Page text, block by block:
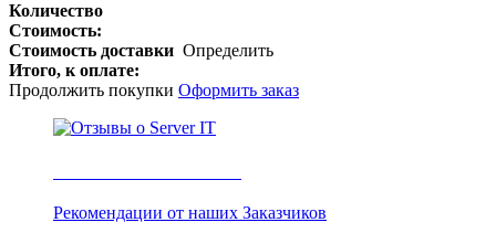
Количество
Стоимость:
Стоимость доставки Определить
Итого, к оплате:
Продолжить покупки Оформить заказ
Рекомендации от наших Заказчиков